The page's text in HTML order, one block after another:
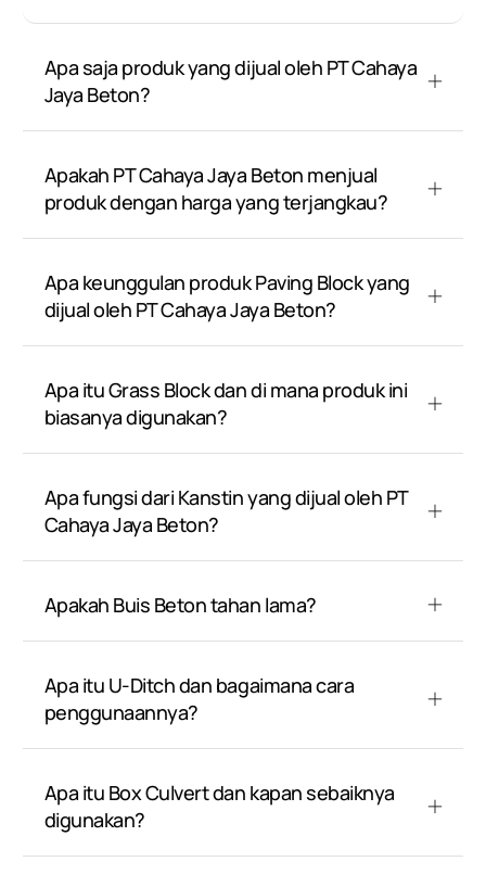
Apa saja produk yang dijual oleh PT Cahaya
Jaya Beton?
Apakah PT Cahaya Jaya Beton menjual
produk dengan harga yang terjangkau?
Apa keunggulan produk Paving Block yang
dijual oleh PT Cahaya Jaya Beton?
Apa itu Grass Block dan di mana produk ini
biasanya digunakan?
Apa fungsi dari Kanstin yang dijual oleh PT
Cahaya Jaya Beton?
Apakah Buis Beton tahan lama?
Apa itu U-Ditch dan bagaimana cara
penggunaannya?
Apa itu Box Culvert dan kapan sebaiknya
digunakan?